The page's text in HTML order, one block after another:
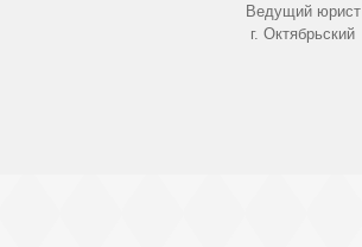
Ведущий юрист
г. Октябрьский